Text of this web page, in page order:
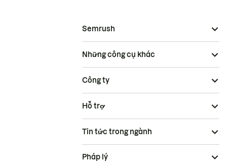
Semrush
Những công cụ khác
Công ty
Hỗ trợ
Tin tức trong ngành
Pháp lý